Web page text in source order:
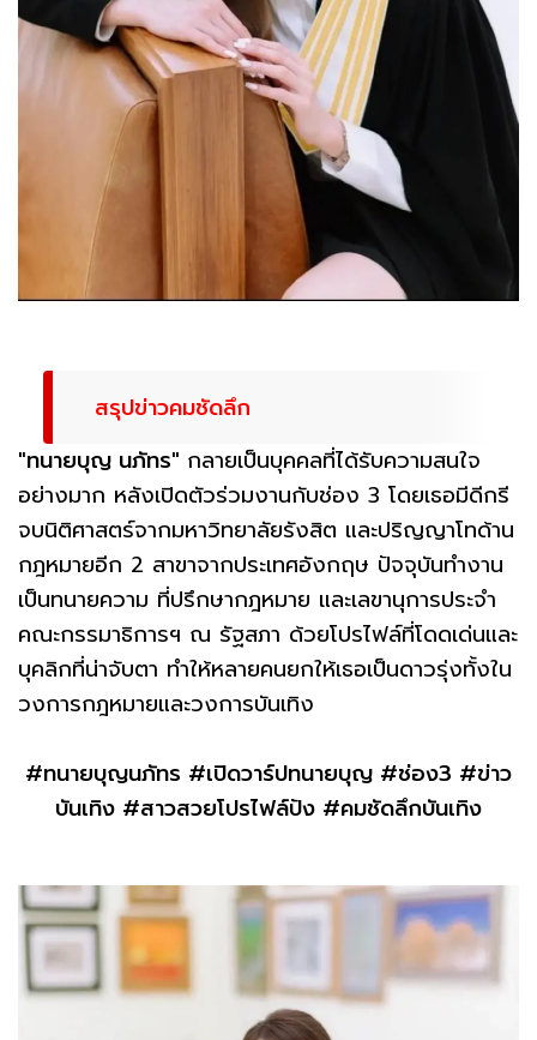
สรุปข่าวคมชัดลึก
"ทนายบุญ นภัทร" กลายเป็นบุคคลที่ได้รับความสนใจ
อย่างมาก หลังเปิดตัวร่วมงานกับช่อง 3 โดยเธอมีดีกรี
จบนิติศาสตร์จากมหาวิทยาลัยรังสิต และปริญญาโทด้าน
กฎหมายอีก 2 สาขาจากประเทศอังกฤษ ปัจจุบันทำงาน
เป็นทนายความ ที่ปรึกษากฎหมาย และเลขานุการประจำ
คณะกรรมาธิการฯ ณ รัฐสภา ด้วยโปรไฟล์ที่โดดเด่นและ
บุคลิกที่น่าจับตา ทำให้หลายคนยกให้เธอเป็นดาวรุ่งทั้งใน
วงการกฎหมายและวงการบันเทิง
#ทนายบุญนภัทร #เปิดวาร์ปทนายบุญ #ช่อง3 #ข่าว
บันเทิง #สาวสวยโปรไฟล์ปัง #คมชัดลึกบันเทิง